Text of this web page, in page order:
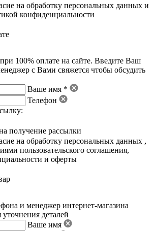
на обработку персональных данных и
конфиденциальности
100% оплате на сайте. Введите Ваш
с Вами свяжется чтобы обсудить
Ваше имя *
Телефон
получение рассылки
на обработку персональных данных ,
пользовательского соглашения,
и оферты
и менеджер интернет-магазина
деталей
Ваше имя